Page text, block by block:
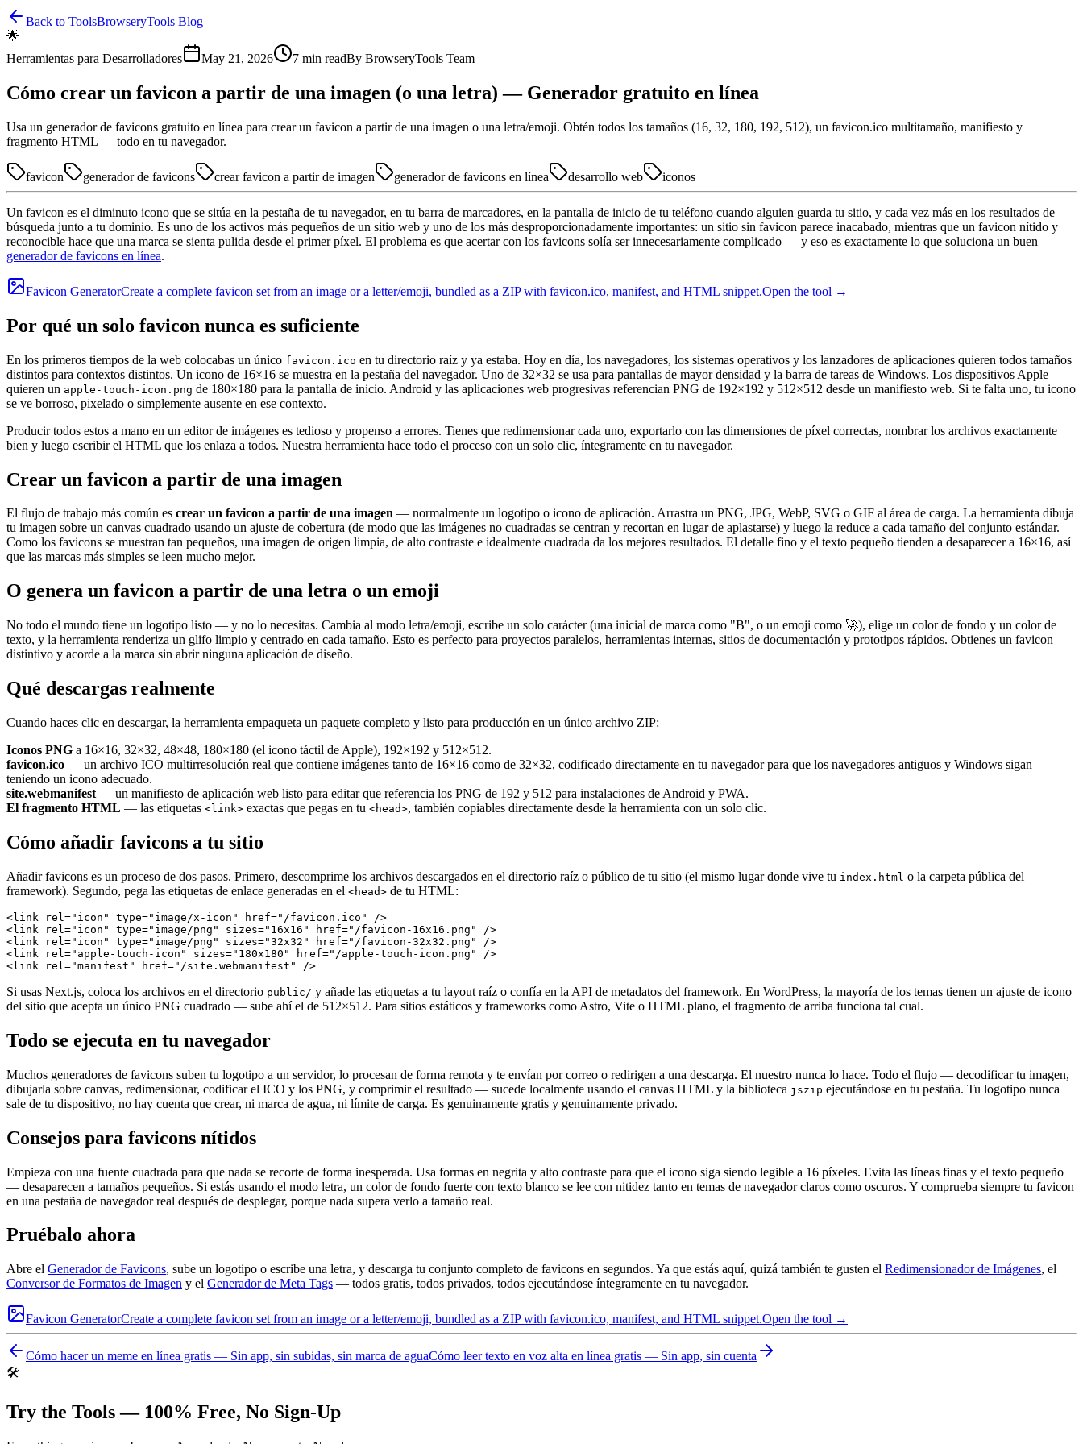
Back to ToolsBrowseryTools Blog
🌟
Herramientas para Desarrolladores
May 21, 2026 7 min readBy BrowseryTools Team
Cómo crear un favicon a partir de una imagen (o una letra) — Generador gratuito en línea
Usa un generador de favicons gratuito en línea para crear un favicon a partir de una imagen o una letra/emoji. Obtén todos los tamaños (16, 32, 180, 192, 512), un favicon.ico multitamaño, manifiesto y
fragmento HTML — todo en tu navegador.
favicon generador de favicons crear favicon a partir de imagen generador de favicons en línea desarrollo web iconos
Un favicon es el diminuto icono que se sitúa en la pestaña de tu navegador, en tu barra de marcadores, en la pantalla de inicio de tu teléfono cuando alguien guarda tu sitio, y cada vez más en los resultados de
búsqueda junto a tu dominio. Es uno de los activos más pequeños de un sitio web y uno de los más desproporcionadamente importantes: un sitio sin favicon parece inacabado, mientras que un favicon nítido y
reconocible hace que una marca se sienta pulida desde el primer píxel. El problema es que acertar con los favicons solía ser innecesariamente complicado — y eso es exactamente lo que soluciona un buen
generador de favicons en línea.
Favicon GeneratorCreate a complete favicon set from an image or a letter/emoji, bundled as a ZIP with favicon.ico, manifest, and HTML snippet.Open the tool →
Por qué un solo favicon nunca es suficiente
En los primeros tiempos de la web colocabas un único favicon.ico en tu directorio raíz y ya estaba. Hoy en día, los navegadores, los sistemas operativos y los lanzadores de aplicaciones quieren todos tamaños
distintos para contextos distintos. Un icono de 16×16 se muestra en la pestaña del navegador. Uno de 32×32 se usa para pantallas de mayor densidad y la barra de tareas de Windows. Los dispositivos Apple
quieren un apple-touch-icon.png de 180×180 para la pantalla de inicio. Android y las aplicaciones web progresivas referencian PNG de 192×192 y 512×512 desde un manifiesto web. Si te falta uno, tu icono
se ve borroso, pixelado o simplemente ausente en ese contexto.
Producir todos estos a mano en un editor de imágenes es tedioso y propenso a errores. Tienes que redimensionar cada uno, exportarlo con las dimensiones de píxel correctas, nombrar los archivos exactamente
bien y luego escribir el HTML que los enlaza a todos. Nuestra herramienta hace todo el proceso con un solo clic, íntegramente en tu navegador.
Crear un favicon a partir de una imagen
El flujo de trabajo más común es crear un favicon a partir de una imagen — normalmente un logotipo o icono de aplicación. Arrastra un PNG, JPG, WebP, SVG o GIF al área de carga. La herramienta dibuja
tu imagen sobre un canvas cuadrado usando un ajuste de cobertura (de modo que las imágenes no cuadradas se centran y recortan en lugar de aplastarse) y luego la reduce a cada tamaño del conjunto estándar.
Como los favicons se muestran tan pequeños, una imagen de origen limpia, de alto contraste e idealmente cuadrada da los mejores resultados. El detalle fino y el texto pequeño tienden a desaparecer a 16×16, así
que las marcas más simples se leen mucho mejor.
O genera un favicon a partir de una letra o un emoji
No todo el mundo tiene un logotipo listo — y no lo necesitas. Cambia al modo letra/emoji, escribe un solo carácter (una inicial de marca como "B", o un emoji como 🚀), elige un color de fondo y un color de
texto, y la herramienta renderiza un glifo limpio y centrado en cada tamaño. Esto es perfecto para proyectos paralelos, herramientas internas, sitios de documentación y prototipos rápidos. Obtienes un favicon
distintivo y acorde a la marca sin abrir ninguna aplicación de diseño.
Qué descargas realmente
Cuando haces clic en descargar, la herramienta empaqueta un paquete completo y listo para producción en un único archivo ZIP:
Iconos PNG a 16×16, 32×32, 48×48, 180×180 (el icono táctil de Apple), 192×192 y 512×512.
favicon.ico — un archivo ICO multirresolución real que contiene imágenes tanto de 16×16 como de 32×32, codificado directamente en tu navegador para que los navegadores antiguos y Windows sigan
teniendo un icono adecuado.
site.webmanifest — un manifiesto de aplicación web listo para editar que referencia los PNG de 192 y 512 para instalaciones de Android y PWA.
El fragmento HTML — las etiquetas <link> exactas que pegas en tu <head>, también copiables directamente desde la herramienta con un solo clic.
Cómo añadir favicons a tu sitio
Añadir favicons es un proceso de dos pasos. Primero, descomprime los archivos descargados en el directorio raíz o público de tu sitio (el mismo lugar donde vive tu index.html o la carpeta pública del
framework). Segundo, pega las etiquetas de enlace generadas en el <head> de tu HTML:
<link rel="icon" type="image/x-icon" href="/favicon.ico" />
<link rel="icon" type="image/png" sizes="16x16" href="/favicon-16x16.png" />
<link rel="icon" type="image/png" sizes="32x32" href="/favicon-32x32.png" />
<link rel="apple-touch-icon" sizes="180x180" href="/apple-touch-icon.png" />
<link rel="manifest" href="/site.webmanifest" />
Si usas Next.js, coloca los archivos en el directorio public/ y añade las etiquetas a tu layout raíz o confía en la API de metadatos del framework. En WordPress, la mayoría de los temas tienen un ajuste de icono
del sitio que acepta un único PNG cuadrado — sube ahí el de 512×512. Para sitios estáticos y frameworks como Astro, Vite o HTML plano, el fragmento de arriba funciona tal cual.
Todo se ejecuta en tu navegador
Muchos generadores de favicons suben tu logotipo a un servidor, lo procesan de forma remota y te envían por correo o redirigen a una descarga. El nuestro nunca lo hace. Todo el flujo — decodificar tu imagen,
dibujarla sobre canvas, redimensionar, codificar el ICO y los PNG, y comprimir el resultado — sucede localmente usando el canvas HTML y la biblioteca jszip ejecutándose en tu pestaña. Tu logotipo nunca
sale de tu dispositivo, no hay cuenta que crear, ni marca de agua, ni límite de carga. Es genuinamente gratis y genuinamente privado.
Consejos para favicons nítidos
Empieza con una fuente cuadrada para que nada se recorte de forma inesperada. Usa formas en negrita y alto contraste para que el icono siga siendo legible a 16 píxeles. Evita las líneas finas y el texto pequeño
— desaparecen a tamaños pequeños. Si estás usando el modo letra, un color de fondo fuerte con texto blanco se lee con nitidez tanto en temas de navegador claros como oscuros. Y comprueba siempre tu favicon
en una pestaña de navegador real después de desplegar, porque nada supera verlo a tamaño real.
Pruébalo ahora
Abre el Generador de Favicons, sube un logotipo o escribe una letra, y descarga tu conjunto completo de favicons en segundos. Ya que estás aquí, quizá también te gusten el Redimensionador de Imágenes, el
Conversor de Formatos de Imagen y el Generador de Meta Tags — todos gratis, todos privados, todos ejecutándose íntegramente en tu navegador.
Favicon GeneratorCreate a complete favicon set from an image or a letter/emoji, bundled as a ZIP with favicon.ico, manifest, and HTML snippet.Open the tool →
Cómo hacer un meme en línea gratis — Sin app, sin subidas, sin marca de aguaCómo leer texto en voz alta en línea gratis — Sin app, sin cuenta
🛠️
Try the Tools — 100% Free, No Sign-Up